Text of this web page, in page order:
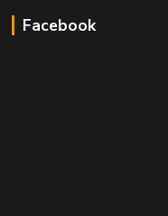
Facebook